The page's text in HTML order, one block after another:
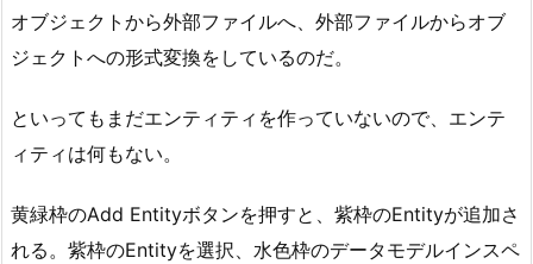
オブジェクトから外部ファイルへ、外部ファイルからオブ
ジェクトへの形式変換をしているのだ。
といってもまだエンティティを作っていないので、エンテ
ィティは何もない。
黄緑枠のAdd Entityボタンを押すと、紫枠のEntityが追加さ
れる。紫枠のEntityを選択、水色枠のデータモデルインスペ